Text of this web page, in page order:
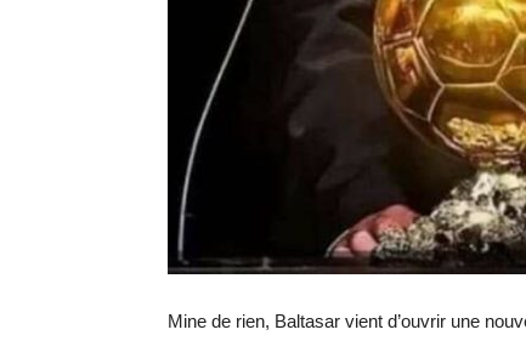
Mine de rien, Baltasar vient d’ouvrir une